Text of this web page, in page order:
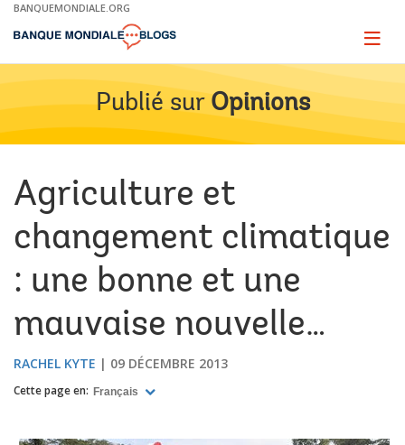
Skip
Main
BANQUEMONDIALE.ORG
Page
Publié sur Opinions
Agriculture et
changement climatique
: une bonne et une
mauvaise nouvelle…
RACHEL KYTE 09 DÉCEMBRE 2013
Cette page en: Français